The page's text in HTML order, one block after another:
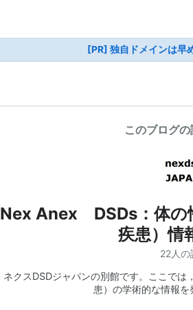
[PR] 独自ドメインは早
このブログ
Nex Anex DSDs：体の
疾患）情
22人の
ネクスDSDジャパンの別館です。ここで
患）の学術的な情報を